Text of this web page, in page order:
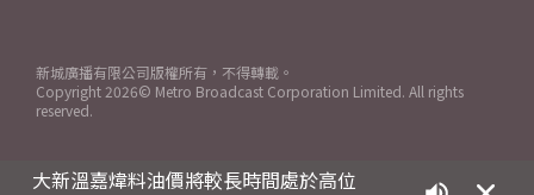
大新溫嘉煒料油價將較長時間處於高位
新城廣播有限公司版權所有，不得轉載。
Copyright 2026© Metro Broadcast Corporation Limited. All rights
reserved.